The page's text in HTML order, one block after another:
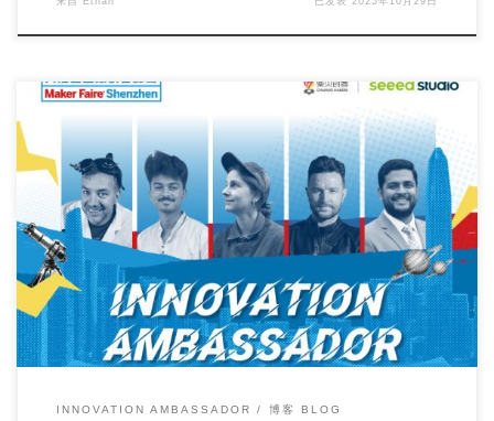
October draws to a close, and with the arrival of […]
INNOVATION AMBASSADOR 博客 BLOG